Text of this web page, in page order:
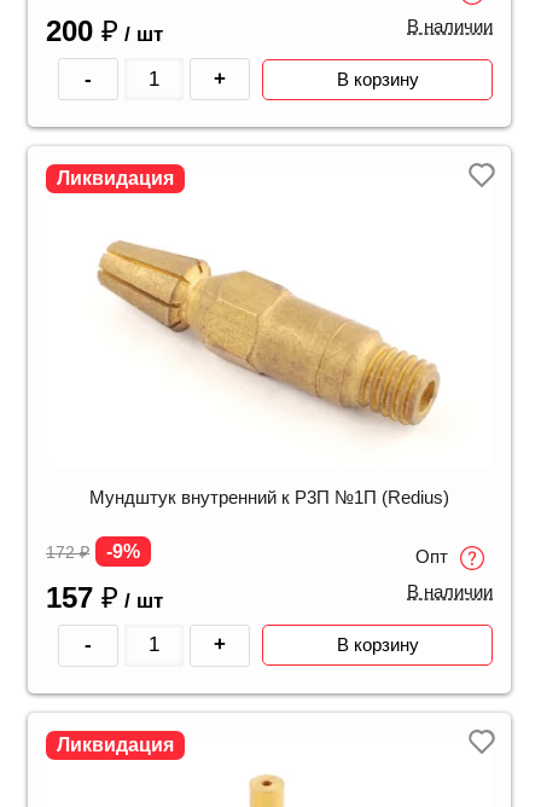
200 ₽ / шт
В наличии
- + В корзину
Ликвидация
Мундштук внутренний к Р3П №1П (Redius)
172₽ -9%
157 ₽ / шт
Опт
В наличии
- + В корзину
Ликвидация